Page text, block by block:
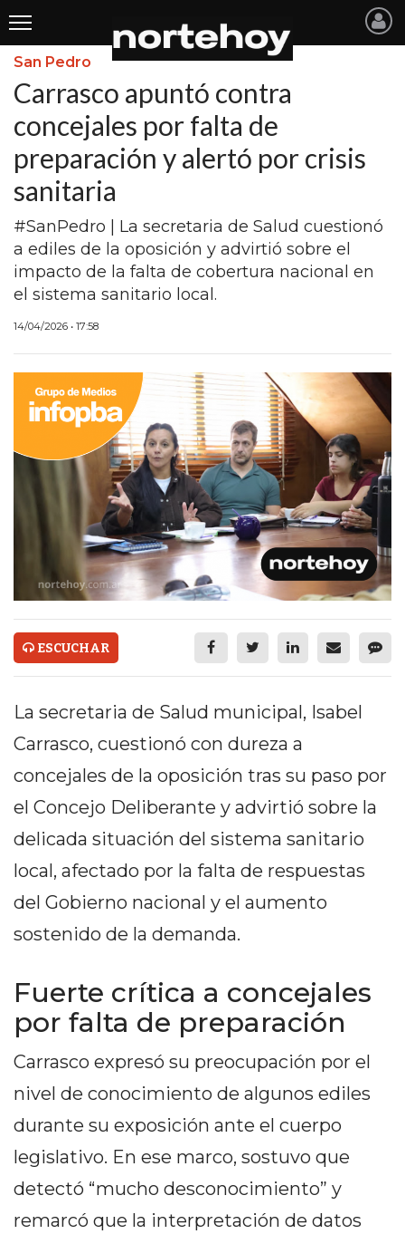
Últimas
Noticias
INICIO
NOTICIAS RECIENTES
SAN NICOLAS
RAMALLO
SAN PEDRO
PROVINCIA
PAIS
ECONOMÍA Y NEGOCIOS
ULTIMAS NOTICIAS
TEMAS DESTACADOS
TECNOLOGÍA
SERVICIOS
HORÓSCOPO
QUÉ ES
CHANGUITO.COM.AR Y
CÓMO FUNCIONA: CREAR
TIENDAS ONLINE CON
TIENDA ONLINE GRATIS
EN ARGENTINA:
CHANGUITO.COM.AR VS
VENTA POR WHATSAPP
CÓMO RECIBIR PEDIDOS
WHATSAPP: LA GUÍA
DEFINITIVA PARA
RESTAURANTES Y
DELIVERIES
San Pedro
Carrasco apuntó contra
concejales por falta de
preparación y alertó por crisis
sanitaria
#SanPedro | La secretaria de Salud cuestionó
a ediles de la oposición y advirtió sobre el
impacto de la falta de cobertura nacional en
el sistema sanitario local.
14/04/2026 • 17:58
ESCUCHAR
La secretaria de Salud municipal, Isabel
Carrasco, cuestionó con dureza a
concejales de la oposición tras su paso por
el Concejo Deliberante y advirtió sobre la
delicada situación del sistema sanitario
local, afectado por la falta de respuestas
del Gobierno nacional y el aumento
sostenido de la demanda.
Fuerte crítica a concejales
por falta de preparación
Carrasco expresó su preocupación por el
nivel de conocimiento de algunos ediles
durante su exposición ante el cuerpo
legislativo. En ese marco, sostuvo que
detectó “mucho desconocimiento” y
remarcó que la interpretación de datos